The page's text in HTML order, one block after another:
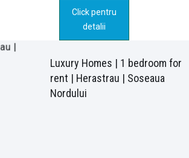
Click pentru
detalii
Luxury Homes | 1 bedroom for
rent | Herastrau | Soseaua
Nordului